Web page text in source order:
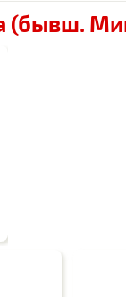
(бывш.